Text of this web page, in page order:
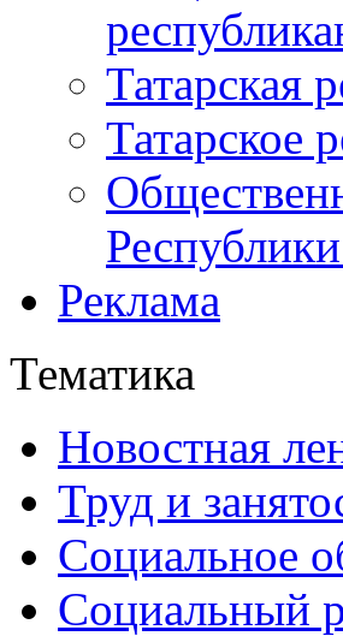
Татарская
Татарское
Реклама
Тематика
Новостная
Труд и
Социальное
Социальный